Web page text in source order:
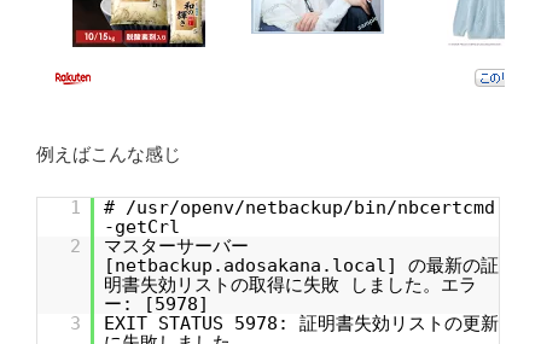
例えばこんな感じ
1
# /usr/openv/netbackup/bin/nbcertcmd
-getCrl
2
マスターサーバー
[netbackup.adosakana.local] の最新の証
明書失効リストの取得に失敗 しました。エラ
ー: [5978]
3
EXIT STATUS 5978: 証明書失効リストの更新